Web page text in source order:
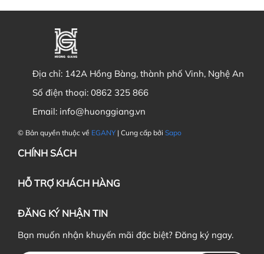
Địa chỉ: 142A Hồng Bàng, thành phố Vinh, Nghệ An
Số điện thoại: 0862 325 866
Email: info@huonggiang.vn
© Bản quyền thuộc về EGANY | Cung cấp bởi Sapo
CHÍNH SÁCH
HỖ TRỢ KHÁCH HÀNG
ĐĂNG KÝ NHẬN TIN
Bạn muốn nhận khuyến mãi đặc biệt? Đăng ký ngay.